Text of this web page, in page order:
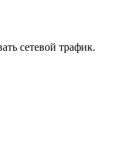
сетевой трафик.